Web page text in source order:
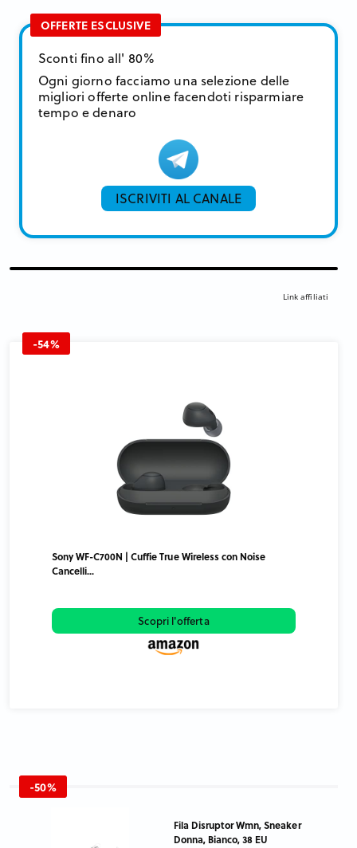
OFFERTE ESCLUSIVE
Sconti fino all' 80%
Ogni giorno facciamo una selezione delle
migliori offerte online facendoti risparmiare
tempo e denaro
ISCRIVITI AL CANALE
Link affiliati
-54%
Sony WF-C700N | Cuffie True Wireless con Noise
Cancelli...
Scopri l'offerta
-50%
Fila Disruptor Wmn, Sneaker
Donna, Bianco, 38 EU